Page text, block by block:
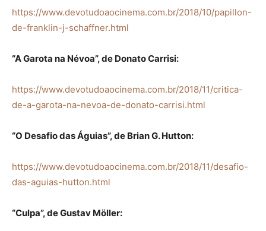
https://www.devotudoaocinema.com.br/2018/10/papillon-
de-franklin-j-schaffner.html
“A Garota na Névoa”, de Donato Carrisi:
https://www.devotudoaocinema.com.br/2018/11/critica-
de-a-garota-na-nevoa-de-donato-carrisi.html
“O Desafio das Águias”, de Brian G. Hutton:
https://www.devotudoaocinema.com.br/2018/11/desafio-
das-aguias-hutton.html
“Culpa”, de Gustav Möller: